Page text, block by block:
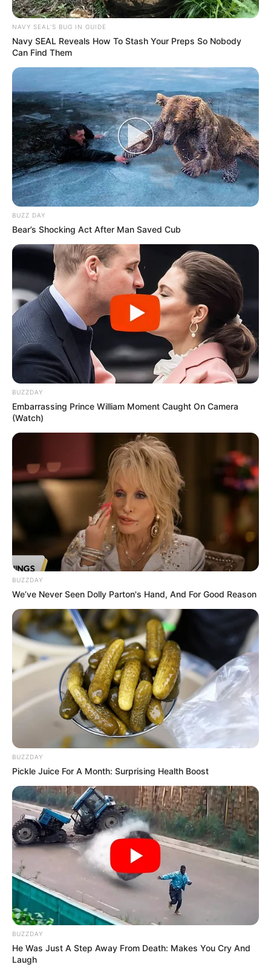
NAVY SEAL'S BUG IN GUIDE
Navy SEAL Reveals How To Stash Your Preps So Nobody
Can Find Them
BUZZ DAY
Bear’s Shocking Act After Man Saved Cub
BUZZDAY
Embarrassing Prince William Moment Caught On Camera
(Watch)
BUZZDAY
We’ve Never Seen Dolly Parton's Hand, And For Good Reason
BUZZDAY
Pickle Juice For A Month: Surprising Health Boost
BUZZDAY
He Was Just A Step Away From Death: Makes You Cry And
Laugh